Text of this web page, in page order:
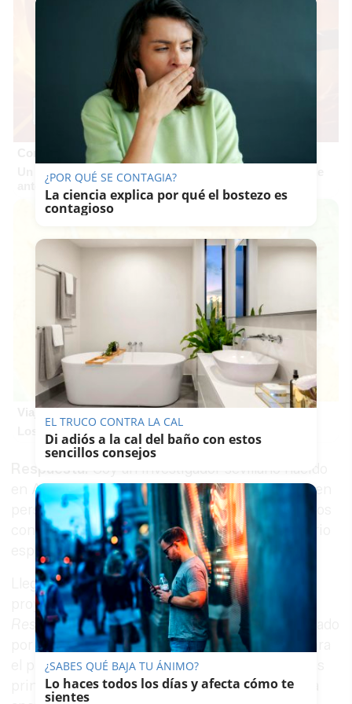
Corepunk MMORPG
Un verdadero MMORPG de la vieja escuela ¡Cómo los de
antes, pero mejor!
Viaja sin visado
Los pasaportes que más puertas abren ¿está el tuyo?
Respuesta: Soy un investigador sevillano nacido
en Arahal. Mi campo son las Ciencias Sociales en
perspectiva histórica. Estudio temas relacionados
con la memoria y las formas de vida en el imperio
español.
Llego a Dinamarca porque el pasado año mi
proyectoSubaltern Privacy:Echoes of the
Resistance in the Hispanic Worldfue seleccionado
por laEuropean Research Executive Agency
el programaMarie Skłodowska-Curie
principales iniciativas de la Unión Europea para
¿POR QUÉ SE CONTAGIA?
La ciencia explica por qué el bostezo es
contagioso
EL TRUCO CONTRA LA CAL
Di adiós a la cal del baño con estos
sencillos consejos
¿SABES QUÉ BAJA TU ÁNIMO?
Lo haces todos los días y afecta cómo te
sientes